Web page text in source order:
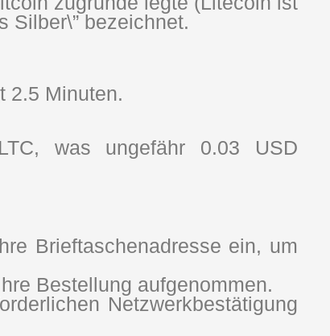
Silber\” bezeichnet.
2.5 Minuten.
was ungefähr 0.03 USD
Brieftaschenadresse ein, um
Bestellung aufgenommen.
Netzwerkbestätigung